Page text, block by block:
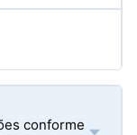
conforme